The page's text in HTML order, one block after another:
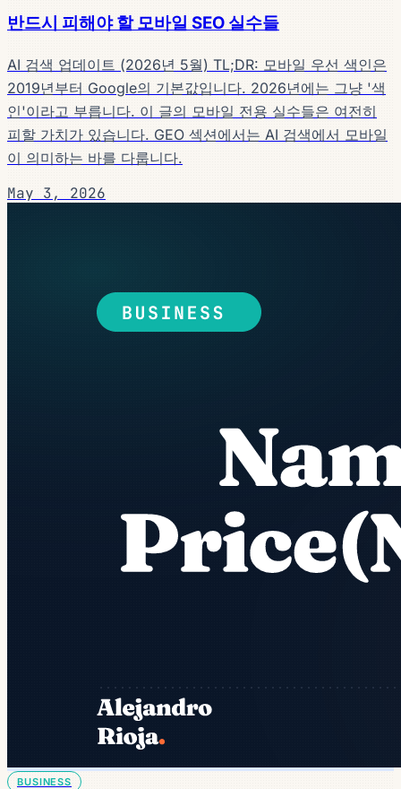
반드시 피해야 할 모바일 SEO 실수들
AI 검색 업데이트 (2026년 5월) TL;DR: 모바일 우선 색인은
2019년부터 Google의 기본값입니다. 2026년에는 그냥 '색
인'이라고 부릅니다. 이 글의 모바일 전용 실수들은 여전히
피할 가치가 있습니다. GEO 섹션에서는 AI 검색에서 모바일
이 의미하는 바를 다룹니다.
May 3, 2026
BUSINESS